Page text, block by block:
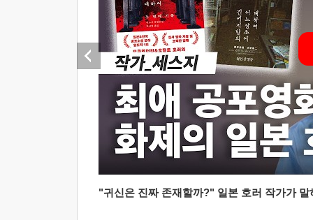
"귀신은 진짜 존재할까?" 일본 호러 작가가